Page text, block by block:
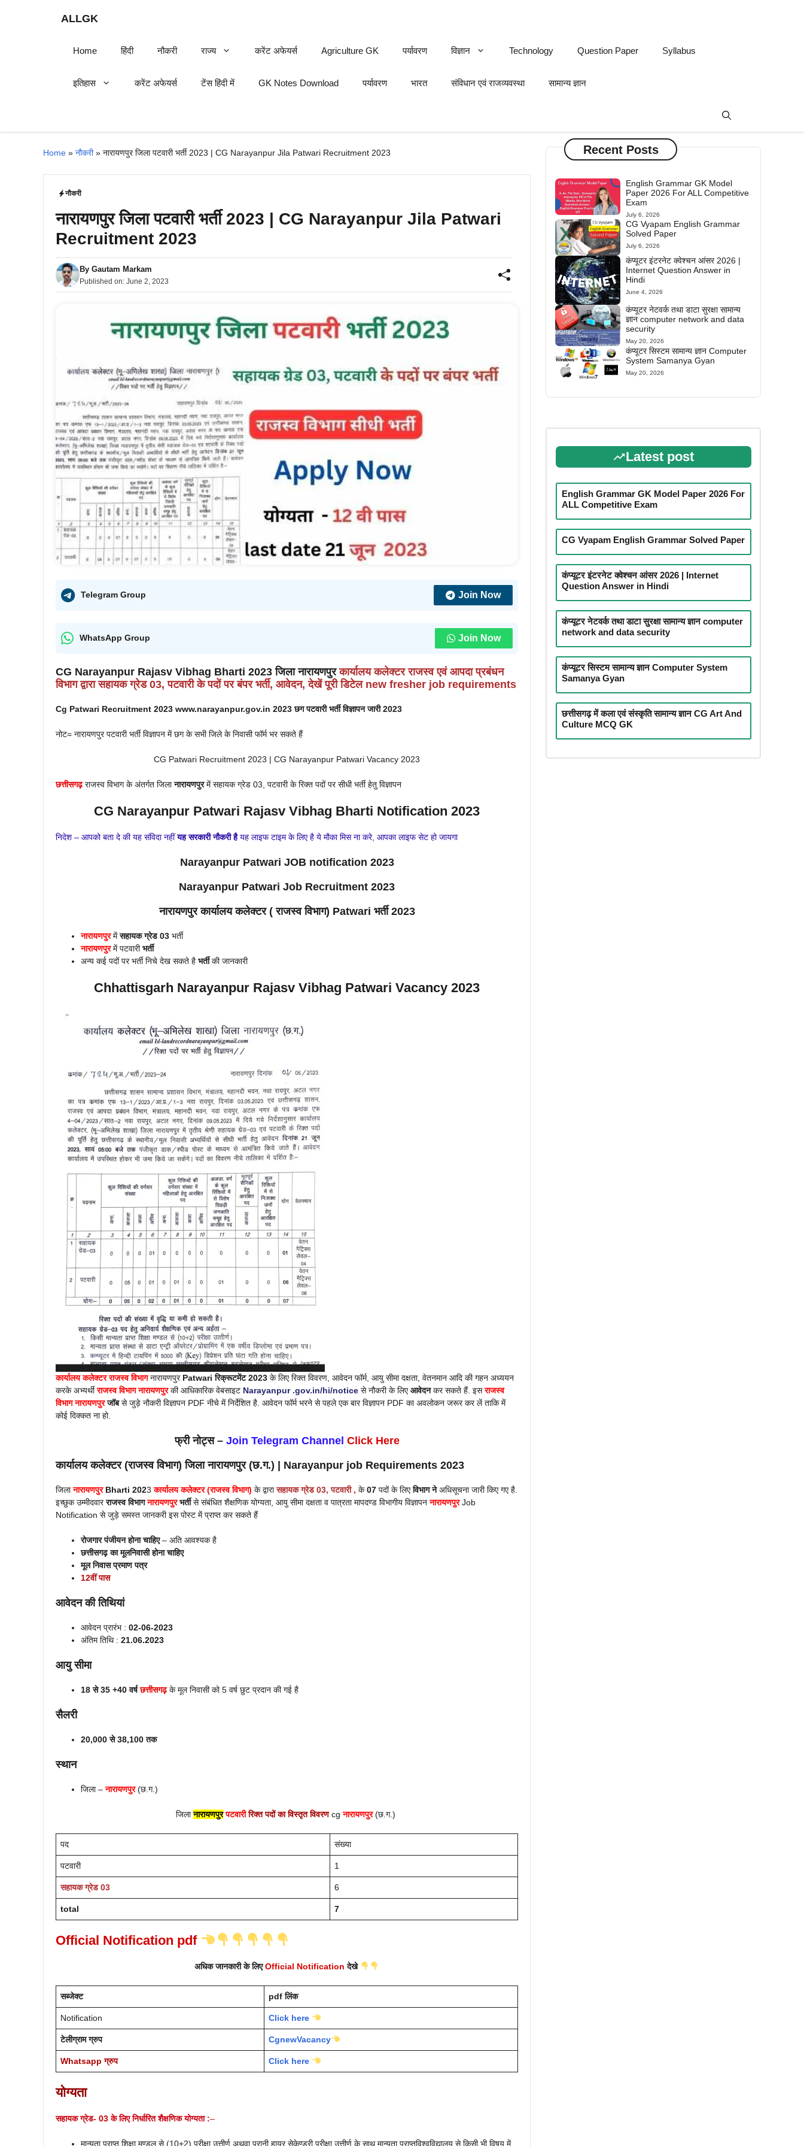
ALLGK
Home हिंदी नौकरी राज्य करेंट अफेयर्स Agriculture GK पर्यावरण विज्ञान Technology Question Paper Syllabus
इतिहास करेंट अफेयर्स टेंस हिंदी में GK Notes Download पर्यावरण भारत संविधान एवं राजव्यवस्था सामान्य ज्ञान
Home » नौकरी» नारायणपुर जिला पटवारी भर्ती 2023 | CG Narayanpur Jila Patwari Recruitment 2023
नौकरी
नारायणपुर जिला पटवारी भर्ती 2023 | CG Narayanpur Jila Patwari
Recruitment 2023
By Gautam Markam
Published on: June 2, 2023
Telegram Group Join Now
WhatsApp Group Join Now
CG Narayanpur Rajasv Vibhag Bharti 2023 जिला नारायणपुरकार्यालय कलेक्टर राजस्व एवं आपदा प्रबंधन
विभाग द्वारा सहायक ग्रेड 03, पटवारीके पदों पर बंपर भर्ती, आवेदन, देखें पूरी डिटेल new fresher job requirements
Cg Patwari Recruitment 2023 www.narayanpur.gov.in 2023 छग पटवारी भर्ती विज्ञापन जारी 2023
नोट= नारायणपुर पटवारी भर्ती विज्ञापन में छग के सभी जिले के निवासी फॉर्म भर सकते हैं
CG Patwari Recruitment 2023 | CG Narayanpur Patwari Vacancy 2023
छत्तीसगढ़राजस्व विभाग के अंतर्गत जिलानारायणपुरमें सहायक ग्रेड 03, पटवारी के रिक्त पदों पर सीधी भर्ती हेतु विज्ञापन
CG Narayanpur Patwari Rajasv Vibhag Bharti Notification 2023
निदेश – आपको बता दे की यह संविदा नहींयह सरकारी नौकरी हैयह लाइफ टाइम के लिए है ये मौका मिस ना करे, आपका लाइफ सेट हो जायगा
Narayanpur Patwari JOB notification 2023
Narayanpur Patwari Job Recruitment 2023
नारायणपुरकार्यालय कलेक्टर ( राजस्व विभाग) Patwari भर्ती 2023
नारायणपुरमेंसहायक ग्रेड 03 भर्ती
नारायणपुरमें पटवारीभर्ती
अन्य कई पदों पर भर्ती निचे देख सकते है भर्तीकी जानकारी
Chhattisgarh Narayanpur Rajasv Vibhag Patwari Vacancy 2023
कार्यालय कलेक्टरराजस्व विभाग नारायणपुर Patwari रिक्रूटमेंट 2023 के लिए रिक्त विवरण, आवेदन फॉर्म, आयु सीमा दक्षता, वेतनमान आदि की गहन अध्ययन
करके अभ्यर्थीराजस्व विभाग नारायणपुरकी आधिकारिक वेबसाइट Narayanpur .gov.in/hi/notice से नौकरी के लिएआवेदनकर सकते हैं. इसराजस्व
विभाग नारायणपुरजॉबसे जुड़े नौकरी विज्ञापन PDF नीचे में निर्देशित है. आवेदन फॉर्म भरने से पहले एक बार विज्ञापन PDF का अवलोकन जरूर कर लें ताकि में
कोई दिक्कत ना हो.
फ्री नोट्स – Join Telegram Channel Click Here
कार्यालय कलेक्टर (राजस्व विभाग) जिला नारायणपुर (छ.ग.) | Narayanpur job Requirements 2023
जिलानारायणपुर Bharti 2023कार्यालय कलेक्टर (राजस्व विभाग) के द्वारासहायक ग्रेड 03,पटवारी , के07 पदों के लिएविभाग नेअधिसूचना जारी किए गए है.
इच्छुक उम्मीदवारराजस्व विभाग नारायणपुरभर्तीसे संबंधित शैक्षणिक योग्यता, आयु सीमा दक्षता व पात्रता मापदण्ड विभागीय विज्ञापननारायणपुरJob
Notification से जुड़े समस्त जानकरी इस पोस्ट में प्राप्त कर सकते हैं
रोजगार पंजीयन होना चाहिए– अति आवश्यक है
छत्तीसगढ़ का मूलनिवासी होना चाहिए
मूल निवास प्रमाण पत्र
12वीं पास
आवेदन की तिथियां
आवेदन प्रारंभ : 02-06-2023
अंतिम तिथि : 21.06.2023
आयु सीमा
18 से 35 +40 वर्षछत्तीसगढ़के मूल निवासी को 5 वर्ष छुट प्रदान की गई है
सैलरी
20,000 से 38,100 तक
स्थान
जिला –नारायणपुर(छ.ग.)
जिलानारायणपुर पटवारीरिक्त पदों का विस्तृत विवरणcgनारायणपुर(छ.ग.)
पद संख्या
पटवारी 1
सहायक ग्रेड 03 6
total 7
Official Notification pdf
अधिक जानकारी के लिएOfficial Notificationदेखे
सब्जेक्ट pdf लिंक
Notification Click here
टेलीग्राम ग्रुप CgnewVacancy
Whatsapp ग्रुप Click here
योग्यता
सहायक ग्रेड- 03 के लिए निर्धारित शैक्षणिक योग्यता :–
मान्यता प्राप्त शिक्षा मण्डल से (10+2) परीक्षा उत्तीर्ण अथवा पुरानी हायर सेकेण्डरी परीक्षा उत्तीर्ण के साथ मान्यता प्राप्तविश्वविद्यालय से किसी भी विषय में
Recent Posts
English Grammar GK Model
Paper 2026 For ALL Competitive
Exam
July 6, 2026
CG Vyapam English Grammar
Solved Paper
July 6, 2026
कंप्यूटर इंटरनेट क्वेश्चन आंसर 2026 |
Internet Question Answer in
Hindi
June 4, 2026
कंप्यूटर नेटवर्क तथा डाटा सुरक्षा सामान्य
ज्ञान computer network and data
security
May 20, 2026
कंप्यूटर सिस्टम सामान्य ज्ञान Computer
System Samanya Gyan
May 20, 2026
Latest post
English Grammar GK Model Paper 2026 For
ALL Competitive Exam
CG Vyapam English Grammar Solved Paper
कंप्यूटर इंटरनेट क्वेश्चन आंसर 2026 | Internet
Question Answer in Hindi
कंप्यूटर नेटवर्क तथा डाटा सुरक्षा सामान्य ज्ञान computer
network and data security
कंप्यूटर सिस्टम सामान्य ज्ञान Computer System
Samanya Gyan
छत्तीसगढ़ में कला एवं संस्कृति सामान्य ज्ञान CG Art And
Culture MCQ GK